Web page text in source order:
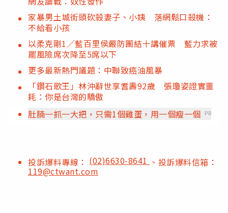
家暴男土城街頭砍殺妻子、小姨 落網鬆口殺機：
不給看小孩
以柔克剛1／藍百里侯嚴防團結十講催票 藍力求被
罷風險席次降至5席以下
更多最新熱門議題：中聯致癌油風暴
「鑽石歌王」林沖辭世享耆壽92歲 張瓊姿證實噩
耗：你是台灣的驕傲
肚腩一抓一大把，只需1個雞蛋，用一個瘦一個 PR
投訴爆料專線： (02)6630-8641 、投訴爆料信箱：
119@ctwant.com